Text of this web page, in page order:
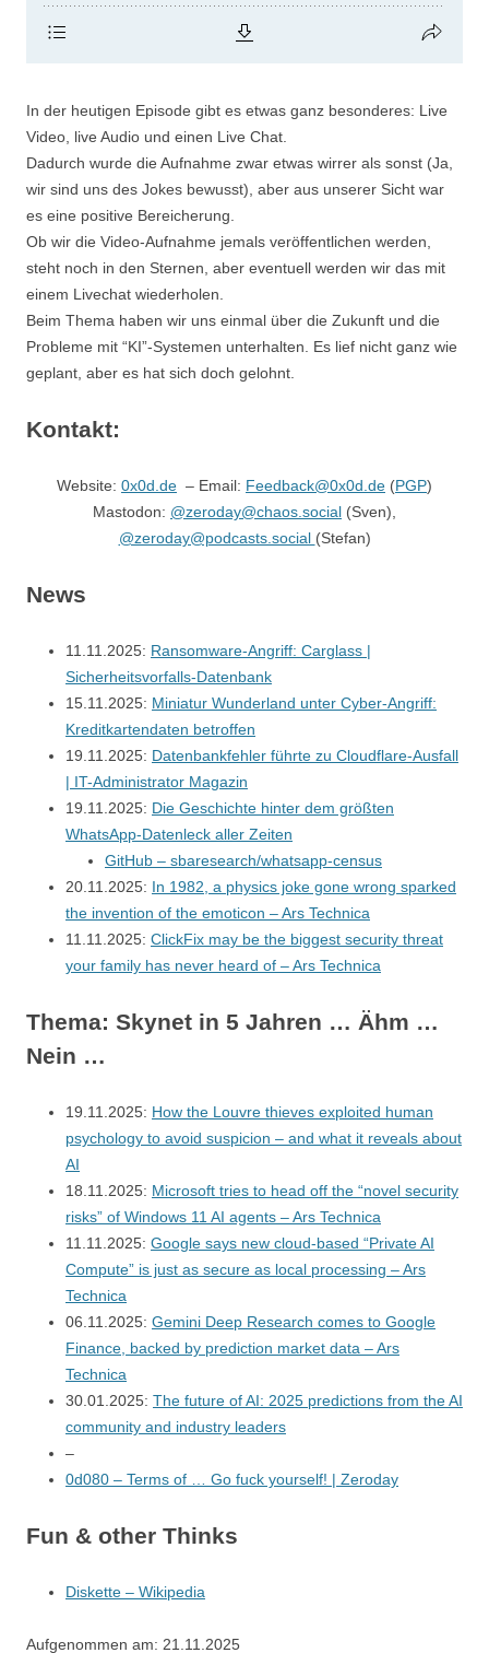
In der heutigen Episode gibt es etwas ganz besonderes: Live
Video, live Audio und einen Live Chat.
Dadurch wurde die Aufnahme zwar etwas wirrer als sonst (Ja,
wir sind uns des Jokes bewusst), aber aus unserer Sicht war
es eine positive Bereicherung.
Ob wir die Video-Aufnahme jemals veröffentlichen werden,
steht noch in den Sternen, aber eventuell werden wir das mit
einem Livechat wiederholen.
Beim Thema haben wir uns einmal über die Zukunft und die
Probleme mit “KI”-Systemen unterhalten. Es lief nicht ganz wie
geplant, aber es hat sich doch gelohnt.
Kontakt:
Website: 0x0d.de – Email: Feedback@0x0d.de (PGP)
Mastodon: @zeroday@chaos.social (Sven),
@zeroday@podcasts.social (Stefan)
News
11.11.2025: Ransomware-Angriff: Carglass |
Sicherheitsvorfalls-Datenbank
15.11.2025: Miniatur Wunderland unter Cyber-Angriff:
Kreditkartendaten betroffen
19.11.2025: Datenbankfehler führte zu Cloudflare-Ausfall
| IT-Administrator Magazin
19.11.2025: Die Geschichte hinter dem größten
WhatsApp-Datenleck aller Zeiten
GitHub – sbaresearch/whatsapp-census
20.11.2025: In 1982, a physics joke gone wrong sparked
the invention of the emoticon – Ars Technica
11.11.2025: ClickFix may be the biggest security threat
your family has never heard of – Ars Technica
Thema: Skynet in 5 Jahren … Ähm …
Nein …
19.11.2025: How the Louvre thieves exploited human
psychology to avoid suspicion – and what it reveals about
AI
18.11.2025: Microsoft tries to head off the “novel security
risks” of Windows 11 AI agents – Ars Technica
11.11.2025: Google says new cloud-based “Private AI
Compute” is just as secure as local processing – Ars
Technica
06.11.2025: Gemini Deep Research comes to Google
Finance, backed by prediction market data – Ars
Technica
30.01.2025: The future of AI: 2025 predictions from the AI
community and industry leaders
–
0d080 – Terms of … Go fuck yourself! | Zeroday
Fun & other Thinks
Diskette – Wikipedia
Aufgenommen am: 21.11.2025